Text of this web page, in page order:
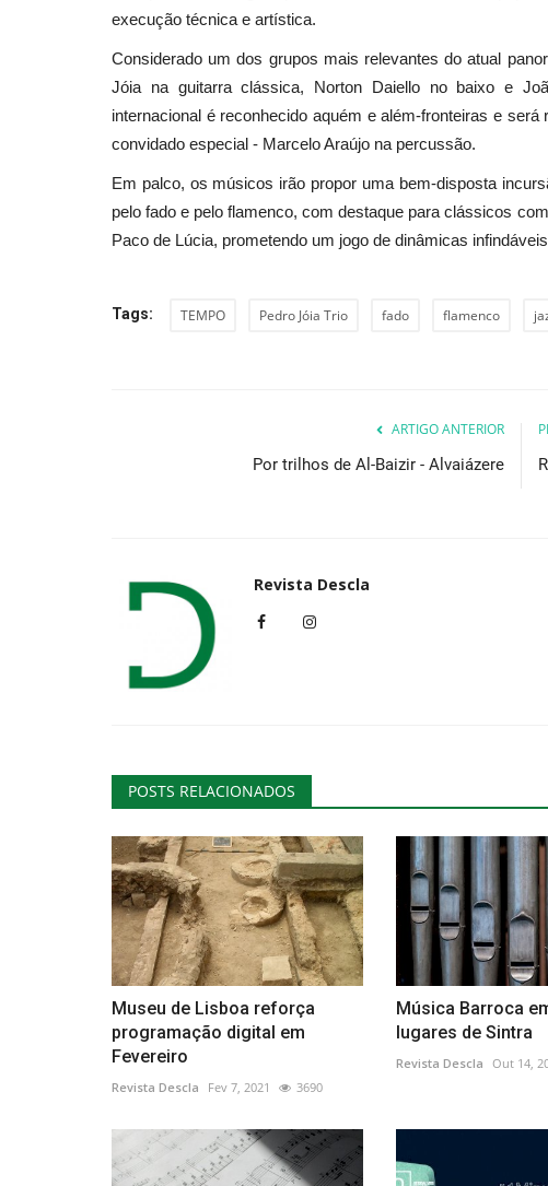
execução técnica e artística.
Considerado um dos grupos mais relevantes do atual
Jóia na guitarra clássica, Norton Daiello no baixo e
internacional é reconhecido aquém e além-fronteiras e
convidado especial - Marcelo Araújo na percussão.
Em palco, os músicos irão propor uma bem-disposta
pelo fado e pelo flamenco, com destaque para clássicos
Paco de Lúcia, prometendo um jogo de dinâmicas
Tags: TEMPO Pedro Jóia Trio fado flamenco
ARTIGO ANTERIOR
Por trilhos de Al-Baizir - Alvaiázere
Revista Descla
POSTS RELACIONADOS
Museu de Lisboa reforça
programação digital em
Fevereiro
Revista Descla Fev 7, 2021 3690
Música Barroca
lugares de Sintra
Revista Descla Out 14,
Desporto
BP Ultimate Adventure Team vence na
Revista Descla Jun 1, 2023